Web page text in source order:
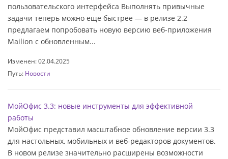
пользовательского интерфейса Выполнять привычные
задачи теперь можно еще быстрее — в релизе 2.2
предлагаем попробовать новую версию веб-приложения
Mailion с обновленным...
Изменен: 02.04.2025
Путь: Новости
МойОфис 3.3: новые инструменты для эффективной
работы
МойОфис представил масштабное обновление версии 3.3
для настольных, мобильных и веб-редакторов документов.
В новом релизе значительно расширены возможности